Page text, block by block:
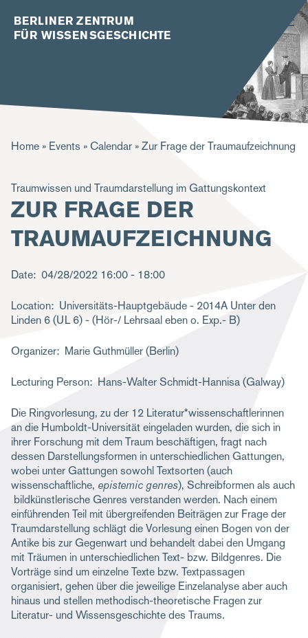
BERLINER ZENTRUM
FÜR WISSENSGESCHICHTE
B
e
a
d
r
u
m
b
Home Events Calendar Zur Frage der Traumaufzeichnung
Traumwissen und Traumdarstellung im Gattungskontext
ZUR FRAGE DER
TRAUMAUFZEICHNUNG
Date 04/28/2022 16:00 - 18:00
Location
Universitäts-Hauptgebäude - 2014A Unter den
Linden 6 (UL 6) - (Hör-/ Lehrsaal eben o. Exp.- B)
Organizer Marie Guthmüller (Berlin)
Lecturing Person Hans-Walter Schmidt-Hannisa (Galway)
Die Ringvorlesung, zu der 12 Literatur*wissenschaftlerinnen
an die Humboldt-Universität eingeladen wurden, die sich in
ihrer Forschung mit dem Traum beschäftigen, fragt nach
dessen Darstellungsformen in unterschiedlichen Gattungen,
wobei unter Gattungen sowohl Textsorten (auch
wissenschaftliche, epistemic genres), Schreibformen als auch
bildkünstlerische Genres verstanden werden. Nach einem
einführenden Teil mit übergreifenden Beiträgen zur Frage der
Traumdarstellung schlägt die Vorlesung einen Bogen von der
Antike bis zur Gegenwart und behandelt dabei den Umgang
mit Träumen in unterschiedlichen Text- bzw. Bildgenres. Die
Vorträge sind um einzelne Texte bzw. Textpassagen
organisiert, gehen über die jeweilige Einzelanalyse aber auch
hinaus und stellen methodisch-theoretische Fragen zur
Literatur- und Wissensgeschichte des Traums.